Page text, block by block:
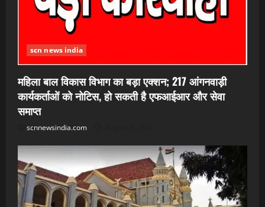
scn news india
महिला बाल विकास विभाग का बड़ा एक्शन; 217 आंगनवाड़ी
कार्यकर्ताओं को नोटिस, हो सकती है एफआईआर और सेवा
समाप्त
scnnewsindia.com